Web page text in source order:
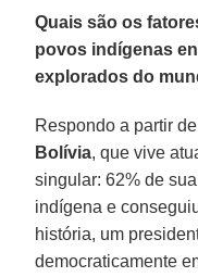
Quais são os
povos indígenas
explorados do
Respondo a partir
Bolívia, que vive
singular: 62% de
indígena e
história, um
democraticamente